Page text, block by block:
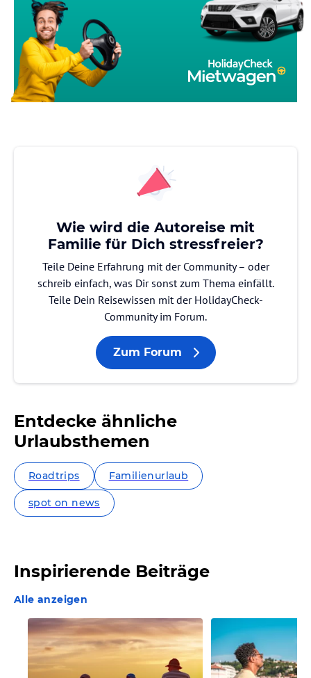
Wie wird die Autoreise mit
Familie für Dich stressfreier?
Teile Deine Erfahrung mit der Community – oder
schreib einfach, was Dir sonst zum Thema einfällt.
Teile Dein Reisewissen mit der HolidayCheck-
Community im Forum.
Zum Forum
Entdecke ähnliche
Urlaubsthemen
Roadtrips Familienurlaub
spot on news
Inspirierende Beiträge
Alle anzeigen